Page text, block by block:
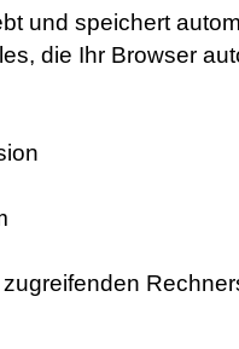
und speichert
die Ihr Browser